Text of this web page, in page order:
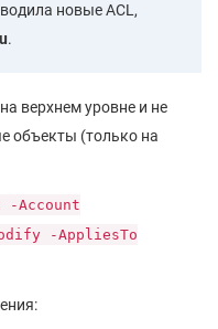
новые ACL,
.
верхнем уровне и не
объекты (только на
-Account
-AppliesTo